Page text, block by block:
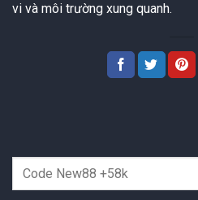
vi và môi trường xung quanh.